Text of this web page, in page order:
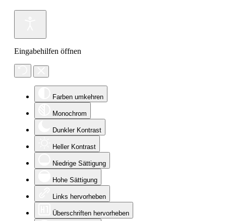
Eingabehilfen öffnen
Farben umkehren
Monochrom
Dunkler Kontrast
Heller Kontrast
Niedrige Sättigung
Hohe Sättigung
Links hervorheben
Überschriften hervorheben